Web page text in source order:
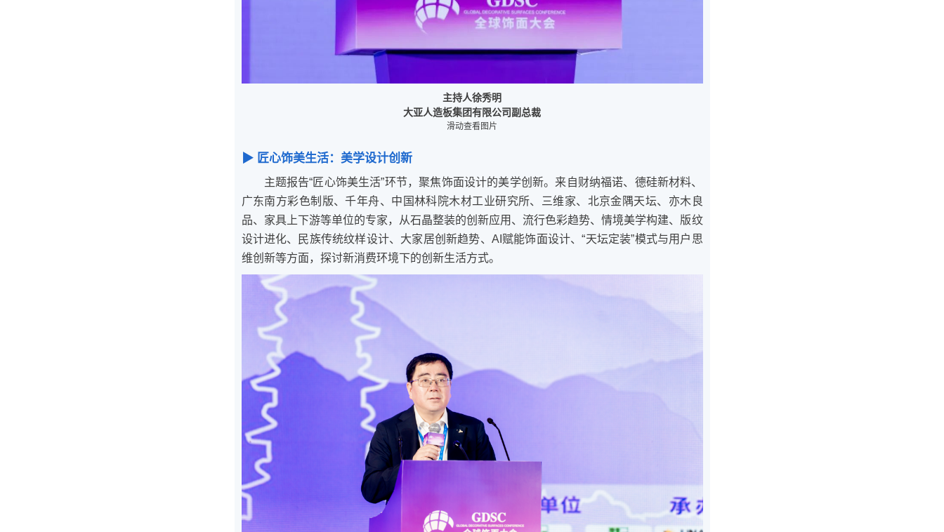
主持人徐秀明
大亚人造板集团有限公司副总裁
滑动查看图片
▶ 匠心饰美生活：美学设计创新
主题报告“匠心饰美生活”环节，聚焦饰面设计的美学创新。来自财纳福诺、德硅新材料、
广东南方彩色制版、千年舟、中国林科院木材工业研究所、三维家、北京金隅天坛、亦木良
品、家具上下游等单位的专家，从石晶整装的创新应用、流行色彩趋势、情境美学构建、版纹
设计进化、民族传统纹样设计、大家居创新趋势、AI赋能饰面设计、“天坛定装”模式与用户思
维创新等方面，探讨新消费环境下的创新生活方式。